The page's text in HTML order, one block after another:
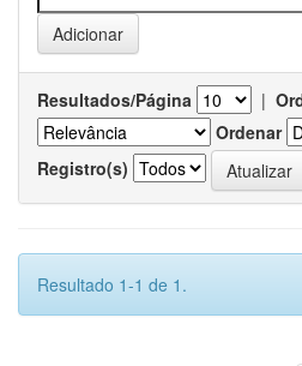
Resultados/Página |
Ordenar
Registro(s)
Resultado 1-1 de 1.